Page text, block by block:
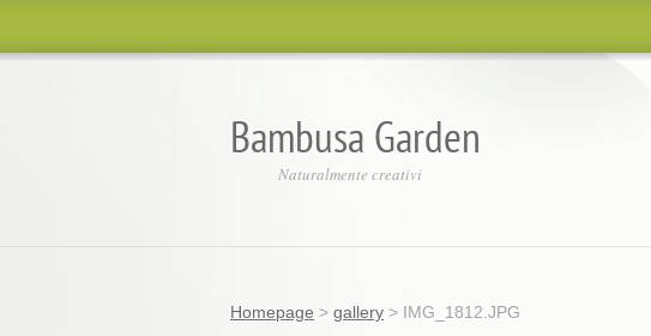
Bambusa Garden
Naturalmente creativi
Homepage > gallery > IMG_1812.JPG